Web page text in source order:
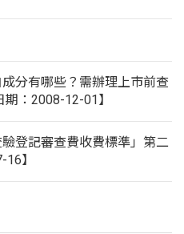
分有哪些？需辦理上市前查
：2008-12-01】
登記審查費收費標準」第二
】